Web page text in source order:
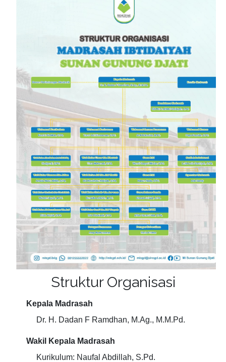
Struktur Organisasi
Kepala Madrasah
Dr. H. Dadan F Ramdhan, M.Ag., M.M.Pd.
Wakil Kepala Madrasah
Kurikulum: Naufal Abdillah, S.Pd.